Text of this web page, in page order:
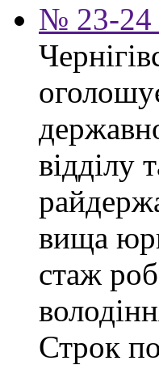
№ 23-24
відділу
вища
стаж
Строк